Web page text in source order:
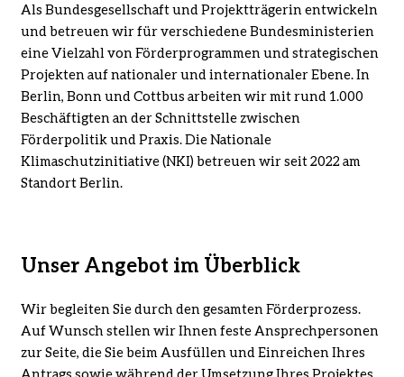
Als Bundesgesellschaft und Projektträgerin entwickeln
und betreuen wir für verschiedene Bundesministerien
eine Vielzahl von Förderprogrammen und strategischen
Projekten auf nationaler und internationaler Ebene. In
Berlin, Bonn und Cottbus arbeiten wir mit rund 1.000
Beschäftigten an der Schnittstelle zwischen
Förderpolitik und Praxis. Die Nationale
Klimaschutzinitiative (NKI) betreuen wir seit 2022 am
Standort Berlin.
Unser Angebot im Überblick
Wir begleiten Sie durch den gesamten Förderprozess.
Auf Wunsch stellen wir Ihnen feste Ansprechpersonen
zur Seite, die Sie beim Ausfüllen und Einreichen Ihres